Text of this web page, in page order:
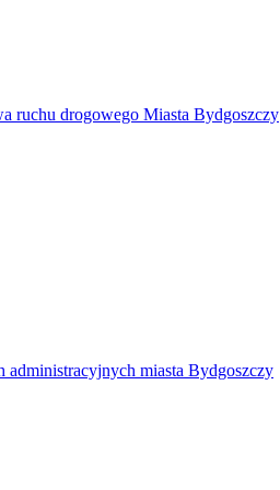
ruchu drogowego Miasta Bydgoszczy
miasta Bydgoszczy